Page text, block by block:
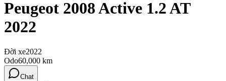
Peugeot 2008 Active 1.2 AT
2022
Đời xe2022
Odo60,000 km
Chat